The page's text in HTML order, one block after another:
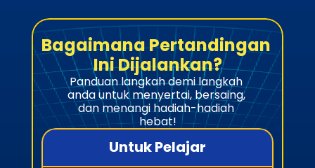
Bagaimana Pertandingan
Ini Dijalankan?
Panduan langkah demi langkah
anda untuk menyertai, bersaing,
dan menangi hadiah-hadiah
hebat!
Untuk Pelajar